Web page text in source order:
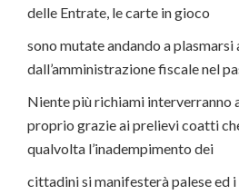
delle Entrate, le carte in gioco
sono mutate andando a
dall’amministrazione fiscale nel
Niente più richiami interverranno
proprio grazie ai prelievi coatti
qualvolta l’inadempimento dei
cittadini si manifesterà palese ed